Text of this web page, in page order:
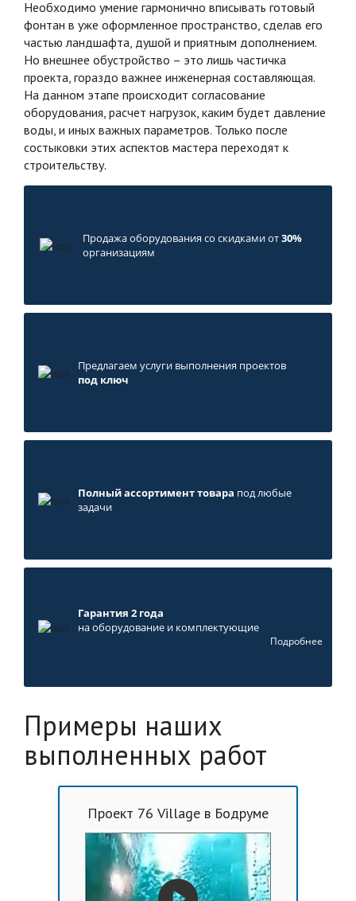
Необходимо умение гармонично вписывать готовый
фонтан в уже оформленное пространство, сделав его
частью ландшафта, душой и приятным дополнением.
Но внешнее обустройство – это лишь частичка
проекта, гораздо важнее инженерная составляющая.
На данном этапе происходит согласование
оборудования, расчет нагрузок, каким будет давление
воды, и иных важных параметров. Только после
состыковки этих аспектов мастера переходят к
строительству.
Продажа оборудования со скидками от30%
организациям
Предлагаем услуги выполнения проектов
под ключ
Полный ассортимент товара под любые
задачи
Гарантия 2 года
на оборудование и комплектующие
Подробнее
Примеры наших
выполненных работ
Проект 76 Village в Бодруме